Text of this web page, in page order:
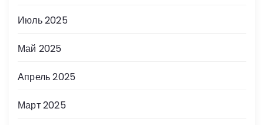
Июль 2025
Май 2025
Апрель 2025
Март 2025